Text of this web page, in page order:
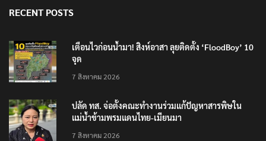
RECENT POSTS
เตือนไวก่อนน้ำมา! สิงห์อาสา ลุยติดตั้ง ‘FloodBoy’ 10
จุด
7 สิงหาคม 2026
ปลัด ทส. จ่อตั้งคณะทำงานร่วมแก้ปัญหาสารพิษใน
แม่น้ำข้ามพรมแดนไทย-เมียนมา
7 สิงหาคม 2026